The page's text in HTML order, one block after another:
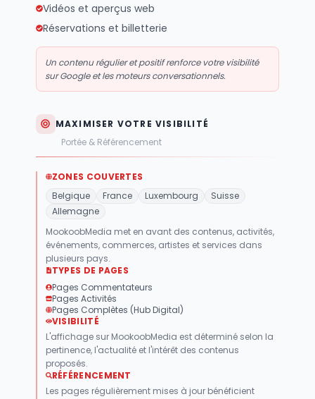
Vidéos et aperçus web
Réservations et billetterie
Un contenu régulier et positif renforce votre visibilité
sur Google et les moteurs conversationnels.
MAXIMISER VOTRE VISIBILITÉ
Portée & Référencement
ZONES COUVERTES
Belgique
France Luxembourg
Suisse
Allemagne
MookoobMedia met en avant des contenus, activités,
événements, commerces, artistes et services dans
plusieurs pays.
TYPES DE PAGES
Pages Commentateurs
Pages Activités
Pages Complètes (Hub Digital)
VISIBILITÉ
L'affichage sur MookoobMedia est déterminé selon la
pertinence, l'actualité et l'intérêt des contenus
proposés.
RÉFÉRENCEMENT
Les pages régulièrement mises à jour bénéficient